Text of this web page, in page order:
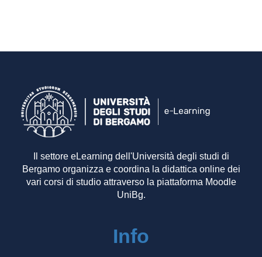
Il settore eLearning dell'Università degli studi di
Bergamo organizza e coordina la didattica online dei
vari corsi di studio attraverso la piattaforma Moodle
UniBg.
Info